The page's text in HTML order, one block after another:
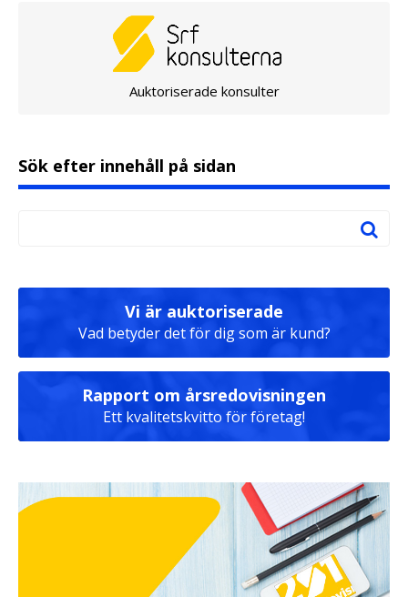
Auktoriserade konsulter
Sök efter innehåll på sidan
Vi är auktoriserade
Vad betyder det för dig som är kund?
Rapport om årsredovisningen
Ett kvalitetskvitto för företag!